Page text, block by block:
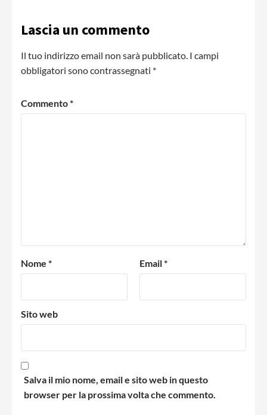
Lascia un commento
Il tuo indirizzo email non sarà pubblicato. I campi
obbligatori sono contrassegnati *
Commento*
Nome * Email*
Sito web
Salva il mio nome, email e sito web in questo
browser per la prossima volta che commento.